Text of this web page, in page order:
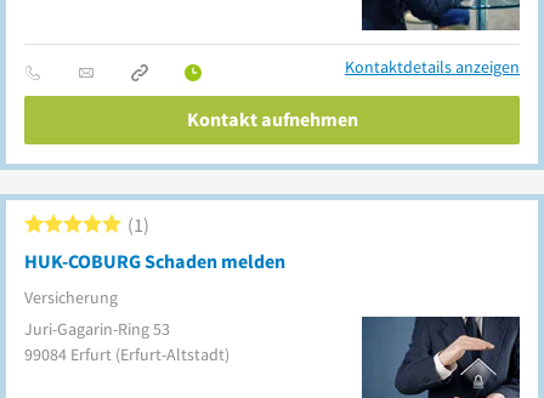
Kontaktdetails anzeigen
Kontakt aufnehmen
HUK-COBURG Schaden melden
Versicherung
1
Juri-Gagarin-Ring 53
99084 Erfurt (Erfurt-Altstadt)